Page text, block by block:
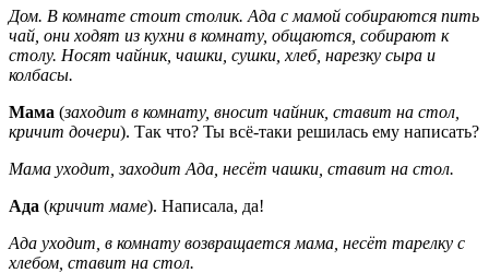
Дом. В комнате стоит столик. Ада с мамой собираются пить
чай, они ходят из кухни в комнату, общаются, собирают к
столу. Носят чайник, чашки, сушки, хлеб, нарезку сыра и
колбасы.
Мама (заходит в комнату, вносит чайник, ставит на стол,
кричит дочери). Так что? Ты всё-таки решилась ему написать?
Мама уходит, заходит Ада, несёт чашки, ставит на стол.
Ада (кричит маме). Написала, да!
Ада уходит, в комнату возвращается мама, несёт тарелку с
хлебом, ставит на стол.